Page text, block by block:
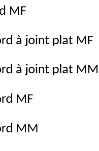
MF
à joint plat MF
à joint plat MM
MF
MM